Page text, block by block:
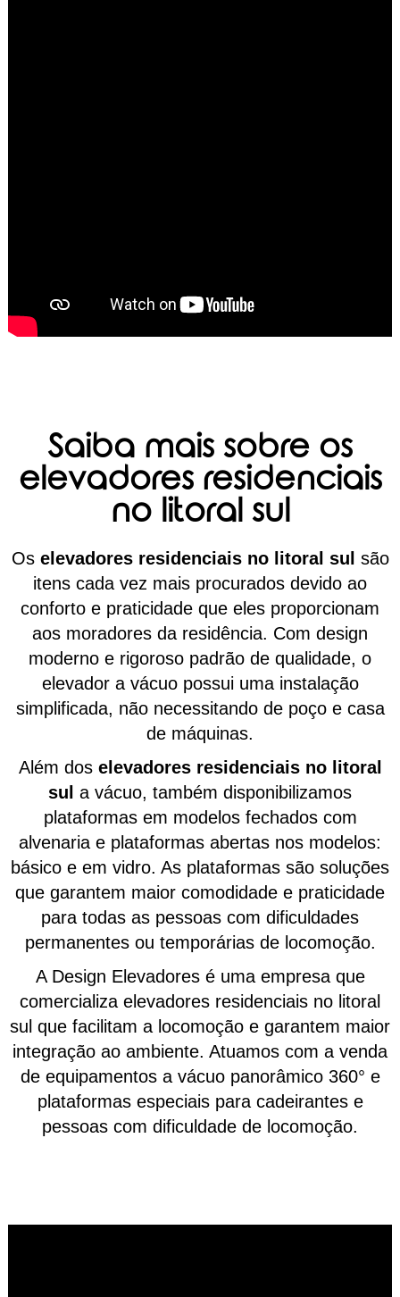
Saiba mais sobre os
elevadores residenciais
no litoral sul
Os elevadores residenciais no litoral sul são
itens cada vez mais procurados devido ao
conforto e praticidade que eles proporcionam
aos moradores da residência. Com design
moderno e rigoroso padrão de qualidade, o
elevador a vácuo possui uma instalação
simplificada, não necessitando de poço e casa
de máquinas.
Além dos elevadores residenciais no litoral
sul a vácuo, também disponibilizamos
plataformas em modelos fechados com
alvenaria e plataformas abertas nos modelos:
básico e em vidro. As plataformas são soluções
que garantem maior comodidade e praticidade
para todas as pessoas com dificuldades
permanentes ou temporárias de locomoção.
A Design Elevadores é uma empresa que
comercializa elevadores residenciais no litoral
sul que facilitam a locomoção e garantem maior
integração ao ambiente. Atuamos com a venda
de equipamentos a vácuo panorâmico 360° e
plataformas especiais para cadeirantes e
pessoas com dificuldade de locomoção.